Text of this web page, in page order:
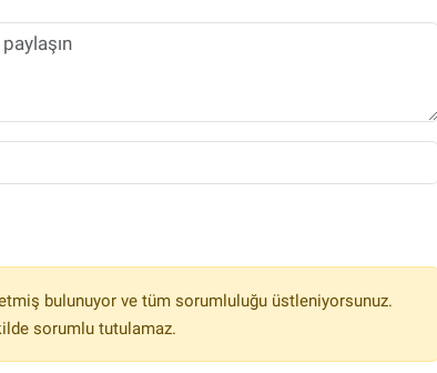
bulunuyor ve tüm sorumluluğu üstleniyorsunuz.
sorumlu tutulamaz.